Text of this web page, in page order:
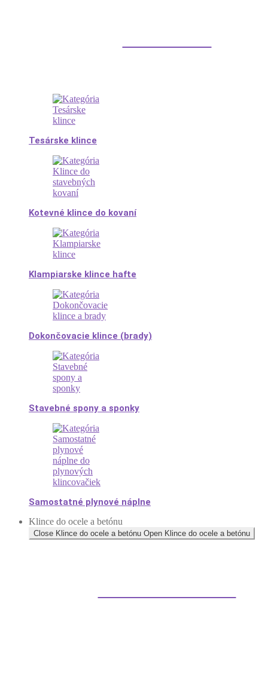
Tesárske klince
Kotevné klince do kovaní
Klampiarske klince hafte
Dokončovacie klince (brady)
Stavebné spony a sponky
Samostatné plynové náplne
Klince do ocele a betónu
Close Klince do ocele a betónu Open Klince do ocele a betónu